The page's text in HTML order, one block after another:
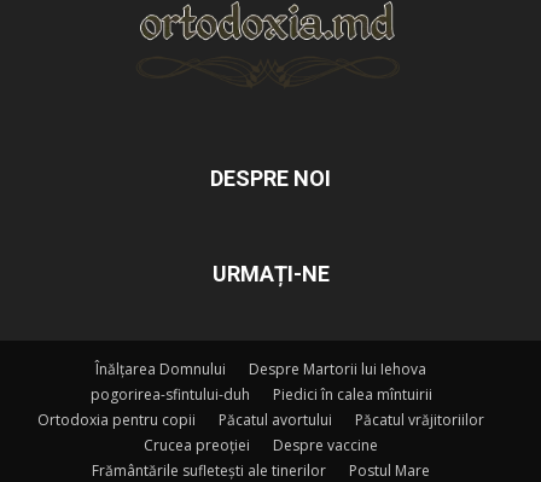
DESPRE NOI
URMAȚI-NE
Înălțarea Domnului
Despre Martorii lui Iehova
pogorirea-sfintului-duh
Piedici în calea mîntuirii
Ortodoxia pentru copii
Păcatul avortului
Păcatul vrăjitoriilor
Crucea preoției
Despre vaccine
Frământările sufletești ale tinerilor
Postul Mare